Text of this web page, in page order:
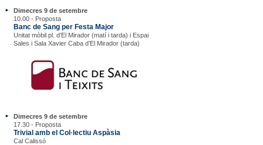
Dimecres 9 de setembre
10.00 - Proposta
Banc de Sang per Festa Major
Unitat mòbil pl. d’El Mirador (matí i tarda) i Espai
Sales i Sala Xavier Caba d’El Mirador (tarda)
Dimecres 9 de setembre
17.30 - Proposta
Trivial amb el Col·lectiu Aspàsia
Cal Calissó